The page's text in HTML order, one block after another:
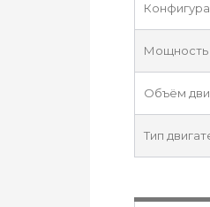
Мощность
Объём
Тип